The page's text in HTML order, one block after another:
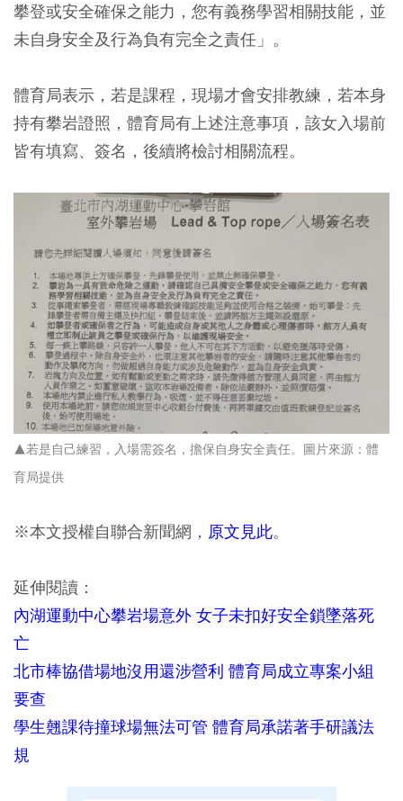
攀登或安全確保之能力，您有義務學習相關技能，並
未自身安全及行為負有完全之責任」。
體育局表示，若是課程，現場才會安排教練，若本身
持有攀岩證照，體育局有上述注意事項，該女入場前
皆有填寫、簽名，後續將檢討相關流程。
▲若是自己練習，入場需簽名，擔保自身安全責任。圖片來源：體
育局提供
※本文授權自聯合新聞網， 原文見此。
延伸閱讀：
內湖運動中心攀岩場意外 女子未扣好安全鎖墜落死
亡
北市棒協借場地沒用還涉營利 體育局成立專案小組
要查
學生翹課待撞球場無法可管 體育局承諾著手研議法
規